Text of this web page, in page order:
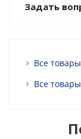
Задать
Все
Все